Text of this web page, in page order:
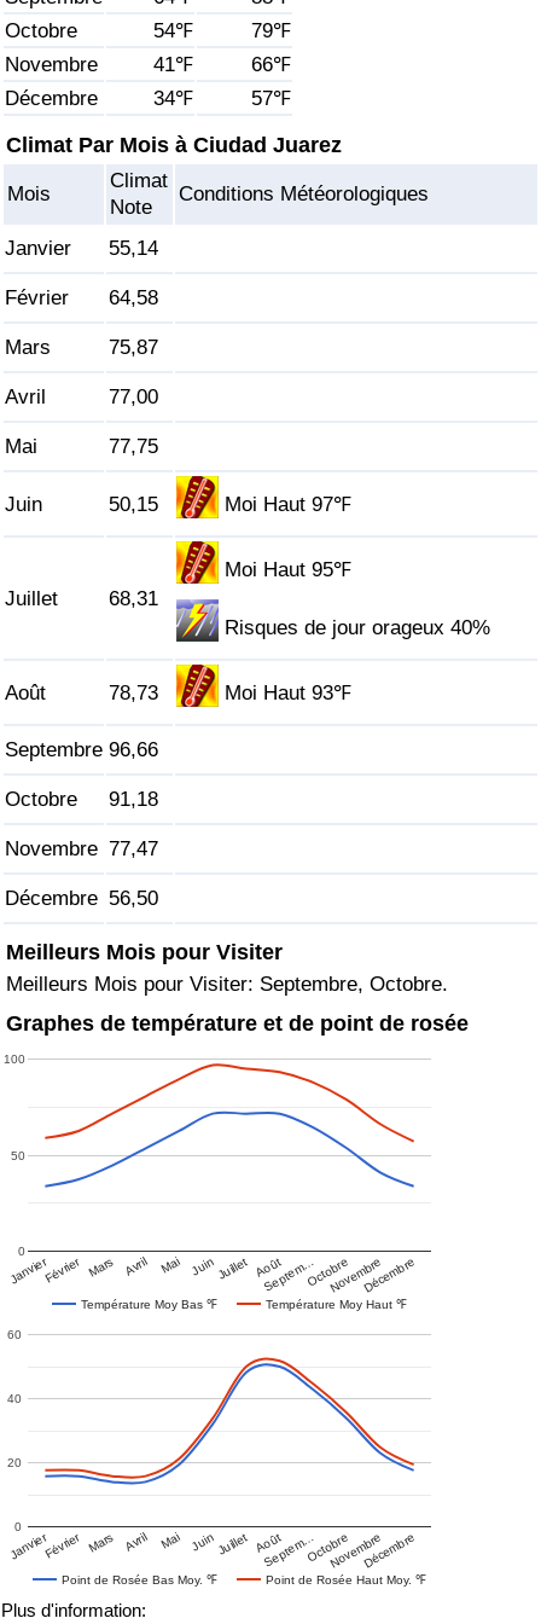
Octobre
54℉
79℉
Novembre
41℉
66℉
Décembre
34℉ 57℉
Climat Par Mois à Ciudad Juarez
Mois
Climat
Note
Conditions Météorologiques
Janvier 55,14
Février 64,58
Mars 75,87
Avril 77,00
Mai 77,75
Juin 50,15 Moi Haut 97℉
Juillet 68,31
Moi Haut 95℉
Risques de jour orageux 40%
Août 78,73 Moi Haut 93℉
Septembre 96,66
Octobre 91,18
Novembre 77,47
Décembre 56,50
Meilleurs Mois pour Visiter
Meilleurs Mois pour Visiter: Septembre, Octobre.
Graphes de température et de point de rosée
Température Moy Bas ℉ Température Moy Haut ℉
JanvierFévrier Mars Avril Mai Juin Juillet Août
Septem…OctobreNovembreDécembre
0
50
100
Point de Rosée Bas Moy. ℉ Point de Rosée Haut Moy. ℉
JanvierFévrier Mars Avril Mai Juin Juillet Août
Septem…OctobreNovembreDécembre
0
20
40
60
Plus d'information:
Soins de santé
Indice des soins de santé (Actuel)
Pollution
Indice de Pollution (Actuel)
Indice de pollution
Indice de Pollution par Pays
Indice de Trafic
Indice de Trafic (Actuel)